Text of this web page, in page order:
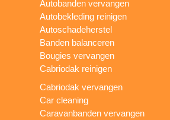
Autobanden vervangen
Autobekleding reinigen
Autoschadeherstel
Banden balanceren
Bougies vervangen
Cabriodak reinigen
Cabriodak vervangen
Car cleaning
Caravanbanden vervangen